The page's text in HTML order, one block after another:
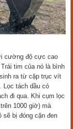
cường độ cực cao
tim của nó là bình
ra từ cặp trục vít
Lọc tách dầu có
đi qua. Khi cụm lọc
1000 giờ) mà
bị đóng cặn đen